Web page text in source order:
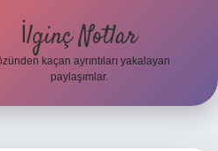
İlginç Notlar
kaçan ayrıntıları yakalayan
paylaşımlar.